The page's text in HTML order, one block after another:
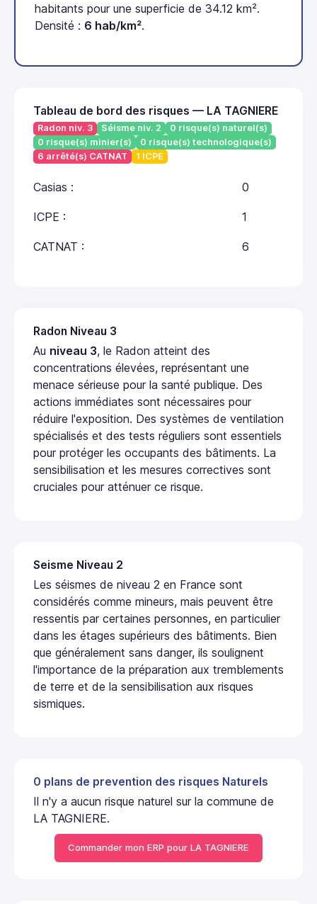
habitants pour une superficie de 34.12 km².
Densité : 6 hab/km².
Tableau de bord des risques — LA TAGNIERE
Radon niv. 3 Séisme niv. 2
0 risque(s) naturel(s)
0 risque(s) minier(s)
0 risque(s) technologique(s)
6 arrêté(s) CATNAT
1 ICPE
Casias : 0
ICPE : 1
CATNAT : 6
Radon Niveau 3
Au niveau 3, le Radon atteint des
concentrations élevées, représentant une
menace sérieuse pour la santé publique. Des
actions immédiates sont nécessaires pour
réduire l'exposition. Des systèmes de ventilation
spécialisés et des tests réguliers sont essentiels
pour protéger les occupants des bâtiments. La
sensibilisation et les mesures correctives sont
cruciales pour atténuer ce risque.
Seisme Niveau 2
Les séismes de niveau 2 en France sont
considérés comme mineurs, mais peuvent être
ressentis par certaines personnes, en particulier
dans les étages supérieurs des bâtiments. Bien
que généralement sans danger, ils soulignent
l'importance de la préparation aux tremblements
de terre et de la sensibilisation aux risques
sismiques.
0 plans de prevention des risques Naturels
Il n'y a aucun risque naturel sur la commune de
LA TAGNIERE.
Commander mon ERP pour LA TAGNIERE